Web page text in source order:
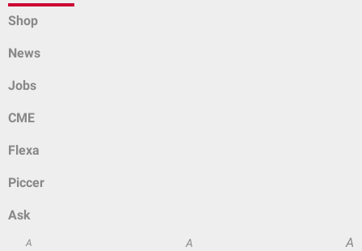
Shop
News
Jobs
CME
Flexa
Piccer
Ask
A A A